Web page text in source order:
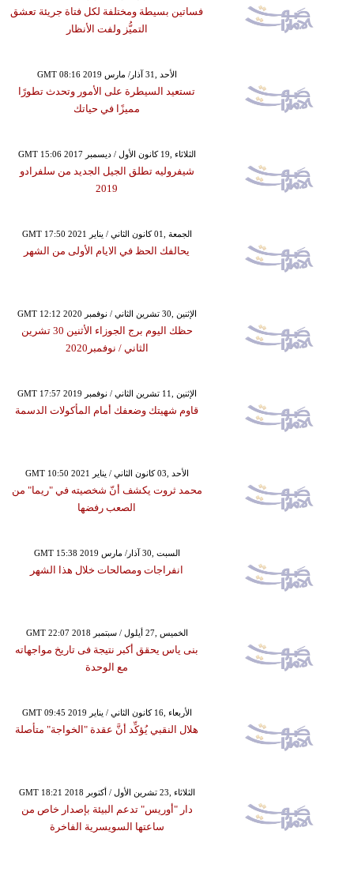
فساتين بسيطة ومختلفة لكل فتاة جريئة تعشق
التميُّز ولفت الأنظار
GMT 08:16 2019 الأحد ,31 آذار/ مارس
تستعيد السيطرة على الأمور وتحدث تطورًا
مميزًا في حياتك
GMT 15:06 2017 الثلاثاء ,19 كانون الأول / ديسمبر
شيفروليه تطلق الجيل الجديد من سلفرادو
2019
GMT 17:50 2021 الجمعة ,01 كانون الثاني / يناير
يحالفك الحظ في الايام الأولى من الشهر
GMT 12:12 2020 الإثنين ,30 تشرين الثاني / نوفمبر
حظك اليوم برج الجوزاء الأثنين 30 تشرين
الثاني / نوفمبر2020
GMT 17:57 2019 الإثنين ,11 تشرين الثاني / نوفمبر
قاوم شهيتك وضعفك أمام المأكولات الدسمة
GMT 10:50 2021 الأحد ,03 كانون الثاني / يناير
محمد ثروت يكشف أنّ شخصيته في "ريما" من
الصعب رفضها
GMT 15:38 2019 السبت ,30 آذار/ مارس
انفراجات ومصالحات خلال هذا الشهر
GMT 22:07 2018 الخميس ,27 أيلول / سبتمبر
بنى ياس يحقق أكبر نتيجة فى تاريخ مواجهاته
مع الوحدة
GMT 09:45 2019 الأربعاء ,16 كانون الثاني / يناير
هلال النقبي يُؤكِّد أنَّ عقدة "الخواجة" متأصلة
GMT 18:21 2018 الثلاثاء ,23 تشرين الأول / أكتوبر
دار "أوريس" تدعم البيئة بإصدار خاص من
ساعتها السويسرية الفاخرة